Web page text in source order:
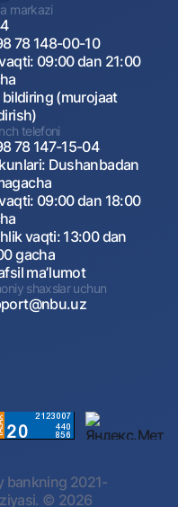
markazi
78 148-00-10
09:00 dan 21:00
bildiring (murojaat
telefoni
78 147-15-04
Dushanbadan
09:00 dan 18:00
vaqti: 13:00 dan
gacha
maʼlumot
shaxslar uchun
bankning 2021-
© 2026